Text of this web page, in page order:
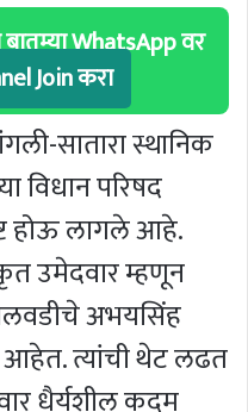
बातम्या WhatsApp वर
Join करा
सातारा स्थानिक
विधान परिषद
होऊ लागले आहे.
उमेदवार म्हणून
अभयसिंह
त्यांची थेट लढत